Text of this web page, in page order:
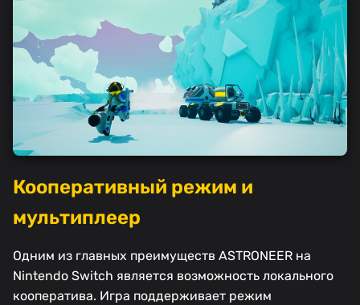
Кооперативный режим и
мультиплеер
Одним из главных преимуществ ASTRONEER на
Nintendo Switch является возможность локального
кооператива. Игра поддерживает режим